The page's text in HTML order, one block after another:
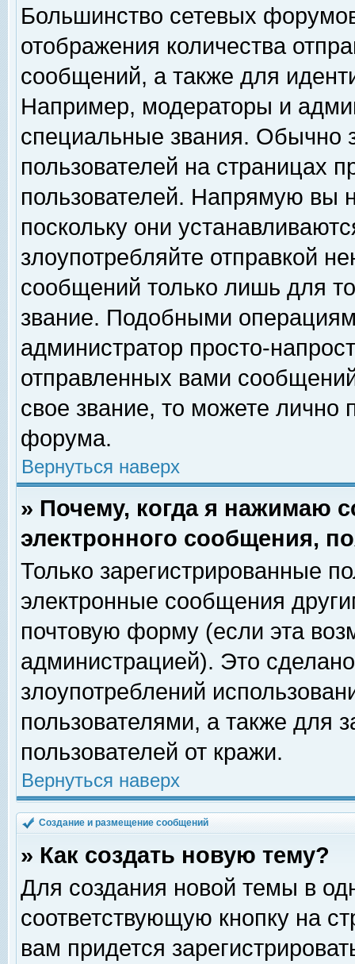
Большинство сетевых
отображения количества
сообщений, а также для
Например, модераторы и
специальные звания. Обычно
пользователей на страницах
пользователей. Напрямую вы
поскольку они
злоупотребляйте отправкой
сообщений только лишь для
звание. Подобными
администратор просто-
отправленных вами
свое звание, то можете лично
форума.
Вернуться наверх
» Почему, когда я нажимаю
электронного сообщения,
Только зарегистрированные
электронные сообщения
почтовую форму (если эта
администрацией). Это
злоупотреблений
пользователями, а также для
пользователей от кражи.
Вернуться наверх
Создание и размещение сообщений
» Как создать новую тему?
Для создания новой темы в
соответствующую кнопку на
вам придется